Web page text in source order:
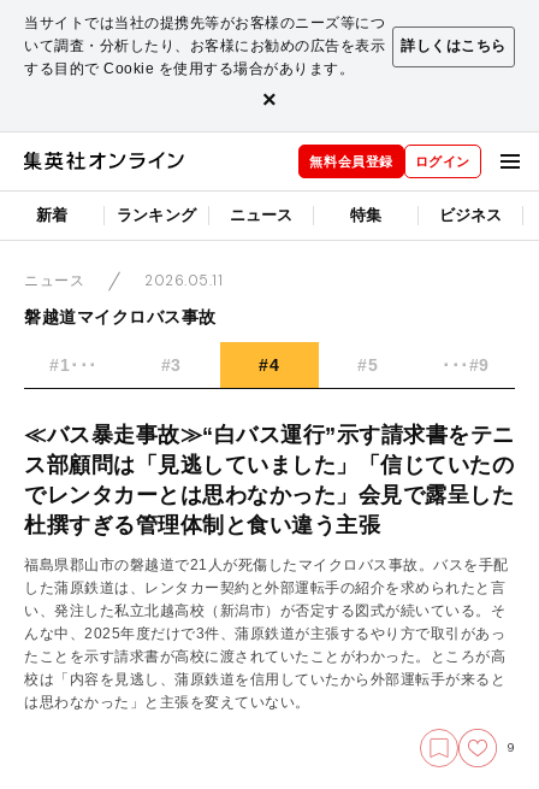
当サイトでは当社の提携先等がお客様のニーズ等につ
いて調査・分析したり、お客様にお勧めの広告を表示
する目的で Cookie を使用する場合があります。
詳しくはこちら
×
無料会員登録 ログイン
新着 ランキング ニュース 特集 ビジネス
ニュース
2026.05.11
磐越道マイクロバス事故
#1･･･ #3 #4 #5 ･･･#9
≪バス暴走事故≫“白バス運行”示す請求書をテニ
ス部顧問は「見逃していました」「信じていたの
でレンタカーとは思わなかった」会見で露呈した
杜撰すぎる管理体制と食い違う主張
福島県郡⼭市の磐越道で21人が死傷したマイクロバス事故。バスを手配
した蒲原鉄道は、レンタカー契約と外部運転手の紹介を求められたと言
い、発注した私立北越高校（新潟市）が否定する図式が続いている。そ
んな中、2025年度だけで3件、蒲原鉄道が主張するやり方で取引があっ
たことを示す請求書が高校に渡されていたことがわかった。ところが高
校は「内容を見逃し、蒲原鉄道を信用していたから外部運転手が来ると
は思わなかった」と主張を変えていない。
9